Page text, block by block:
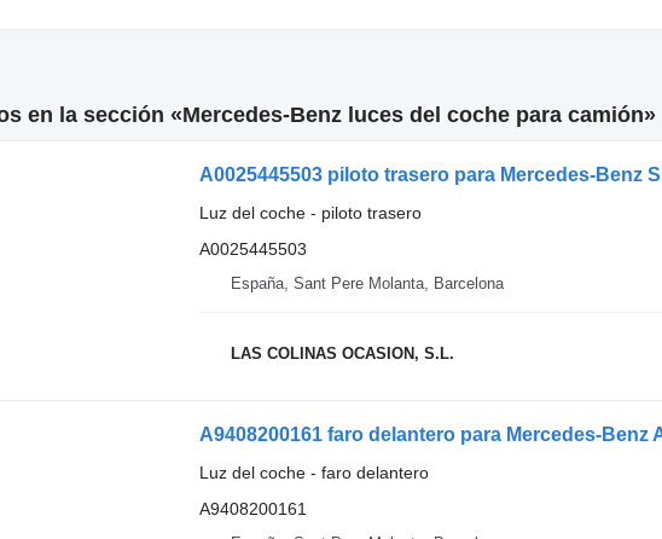
en la sección «Mercedes-Benz luces del coche para camión»
A0025445503 piloto trasero para Mercedes-Benz
Luz del coche - piloto trasero
A0025445503
España, Sant Pere Molanta, Barcelona
LAS COLINAS OCASION, S.L.
A9408200161 faro delantero para Mercedes-Benz
Luz del coche - faro delantero
A9408200161